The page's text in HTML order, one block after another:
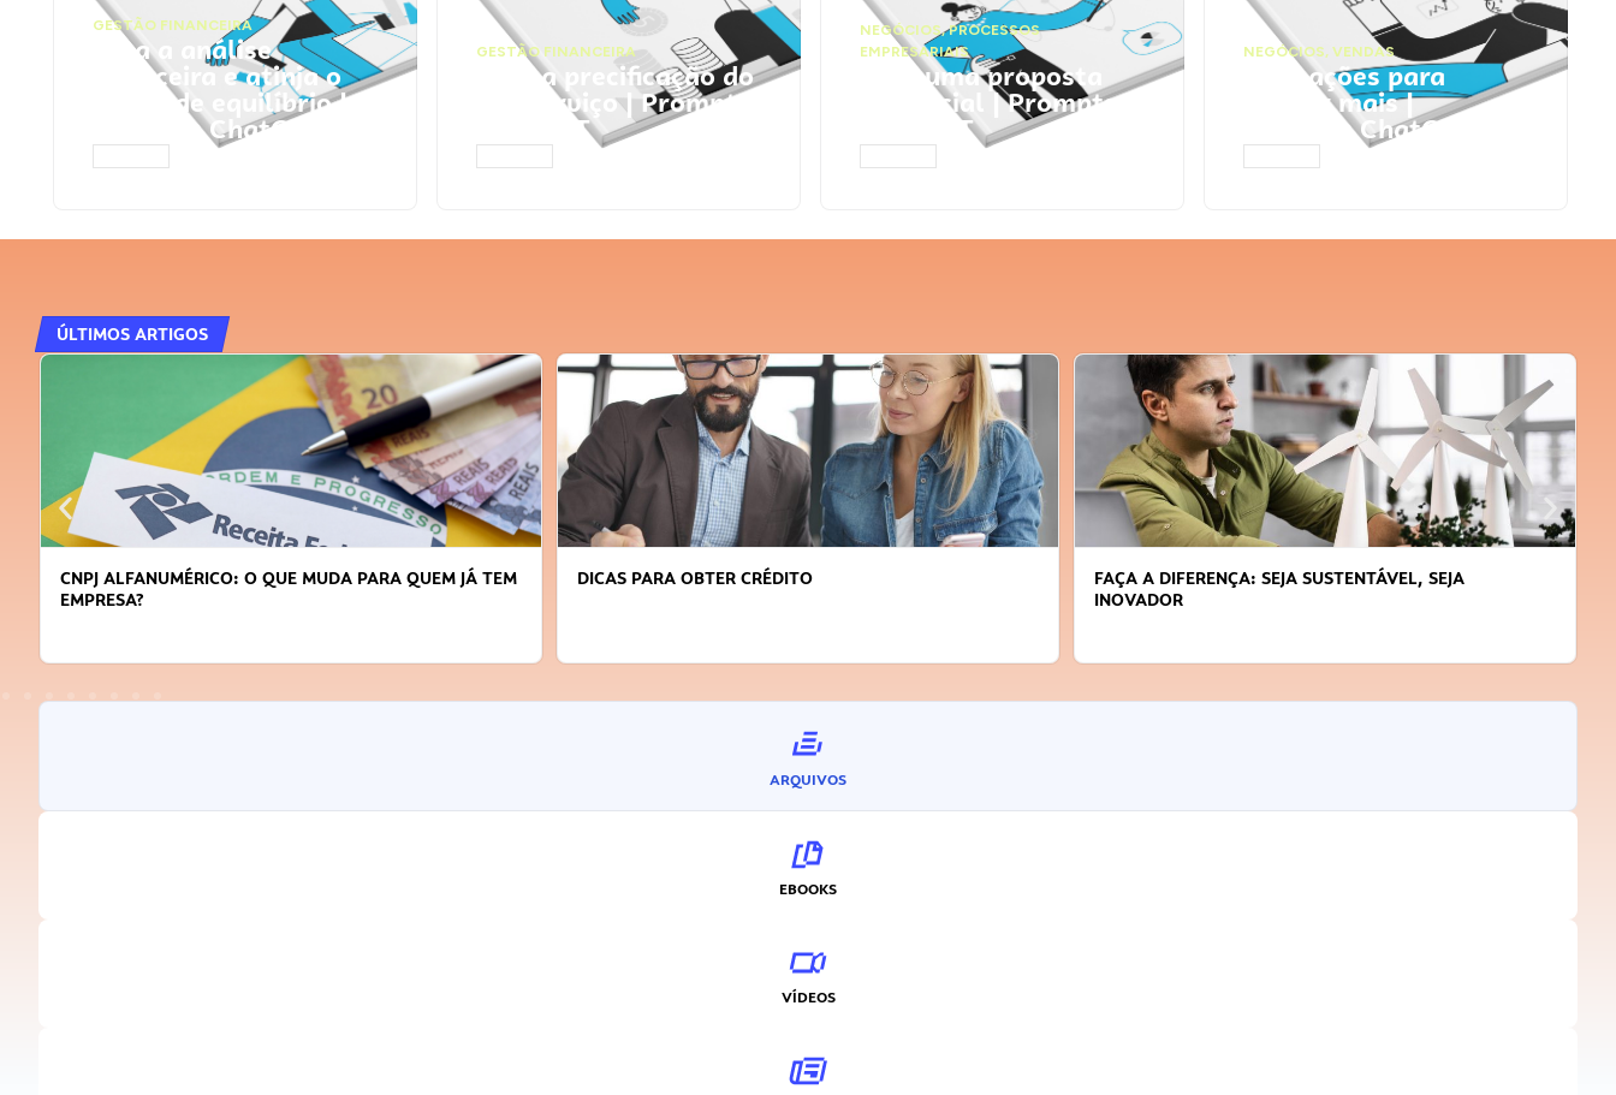
GESTÃO FINANCEIRA
Faça a análise
financeira e atinja o
ponto de equilíbrio |
Prompts ChatGPT
GESTÃO FINANCEIRA
Faça a precificação do
seu serviço | Prompts
ChatGPT
NEGÓCIOS,PROCESSOS
EMPRESARIAIS
Faça uma proposta
comercial | Prompts
ChatGPT
NEGÓCIOS, VENDAS
Faça ações para
vender mais |
Prompts ChatGPT
ÚLTIMOS ARTIGOS
CNPJ ALFANUMÉRICO: O QUE MUDA PARA QUEM JÁ TEM
EMPRESA?
DICAS PARA OBTER CRÉDITO
FAÇA A DIFERENÇA: SEJA SUSTENTÁVEL, SEJA
INOVADOR
ARQUIVOS
EBOOKS
VÍDEOS